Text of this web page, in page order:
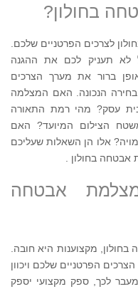
בחולון?
לצרכים הפרטניים שלכם.
לא תעניק לכם את ההגנה
ברור את מערך הצרכים
הנכונה. האם המצלמה
עסק? מהי רמת התאורה
הצילום המיועד? האם
אלו הן השאלות שעליכם
בחולון .
אבטחה
מקצוענות היא חובה.
הפרטניים שלכם ויכוון
לכך, ספק מקצועי יספק